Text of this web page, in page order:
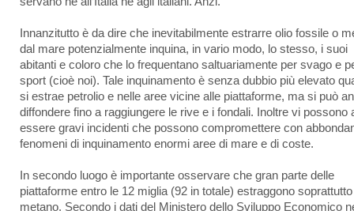
Innanzitutto è da dire che inevitabilmente estrarre olio fossile o
dal mare potenzialmente inquina, in vario modo, lo stesso, i suoi
abitanti e coloro che lo frequentano saltuariamente per svago e
sport (cioè noi). Tale inquinamento è senza dubbio più elevato
si estrae petrolio e nelle aree vicine alle piattaforme, ma si può
diffondere fino a raggiungere le rive e i fondali. Inoltre vi possono
essere gravi incidenti che possono compromettere con
fenomeni di inquinamento enormi aree di mare e di coste.
In secondo luogo è importante osservare che gran parte delle
piattaforme entro le 12 miglia (92 in totale) estraggono soprattutto
metano. Secondo i dati del Ministero dello Sviluppo Economico